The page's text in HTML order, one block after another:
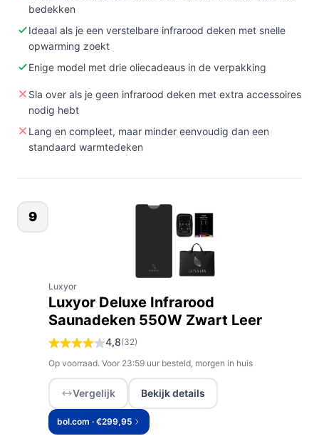
bedekken
Ideaal als je een verstelbare infrarood deken met snelle
opwarming zoekt
Enige model met drie oliecadeaus in de verpakking
Sla over als je geen infrarood deken met extra accessoires
nodig hebt
Lang en compleet, maar minder eenvoudig dan een
standaard warmtedeken
9
Luxyor
Luxyor Deluxe Infrarood
Saunadeken 550W Zwart Leer
4,8(32)
Op voorraad. Voor 23:59 uur besteld, morgen in huis
Vergelijk Bekijk details
bol.com · €299,95